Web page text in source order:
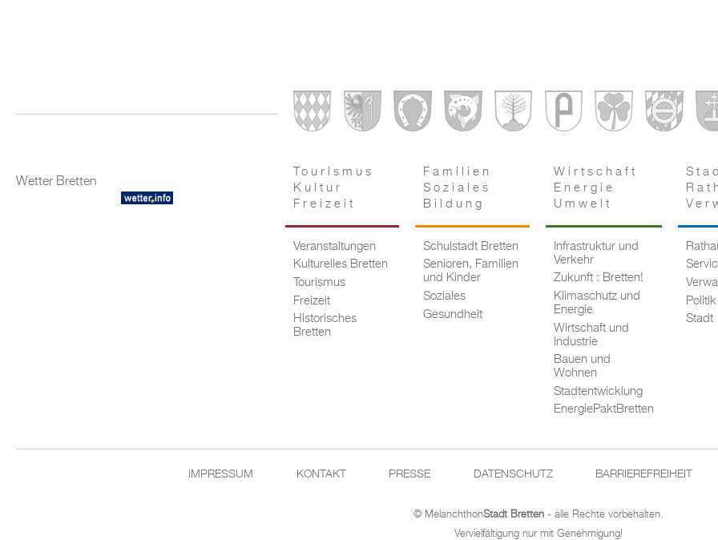
Wetter Bretten
Tourismus
Kultur
Freizeit
Veranstaltungen
Kulturelles Bretten
Tourismus
Freizeit
Historisches
Bretten
Familien
Soziales
Bildung
Schulstadt Bretten
Senioren, Familien
und Kinder
Soziales
Gesundheit
Wirtschaft
Energie
Umwelt
Infrastruktur und
Verkehr
Zukunft : Bretten!
Klimaschutz und
Energie
Wirtschaft und
Industrie
Bauen und
Wohnen
Stadtentwicklung
EnergiePaktBretten
Politik
Stadt
IMPRESSUM KONTAKT PRESSE DATENSCHUTZ BARRIEREFREIHEIT
© MelanchthonStadt Bretten - alle Rechte vorbehalten.
Vervielfältigung nur mit Genehmigung!